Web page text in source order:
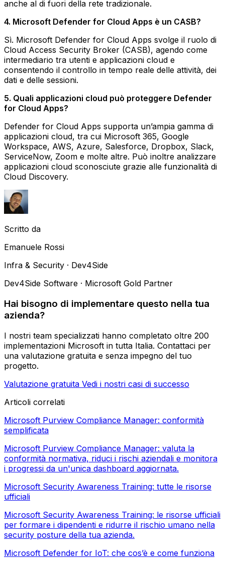
anche al di fuori della rete tradizionale.
4. Microsoft Defender for Cloud Apps è un CASB?
Sì. Microsoft Defender for Cloud Apps svolge il ruolo di
Cloud Access Security Broker (CASB), agendo come
intermediario tra utenti e applicazioni cloud e
consentendo il controllo in tempo reale delle attività, dei
dati e delle sessioni.
5. Quali applicazioni cloud può proteggere Defender
for Cloud Apps?
Defender for Cloud Apps supporta un’ampia gamma di
applicazioni cloud, tra cui Microsoft 365, Google
Workspace, AWS, Azure, Salesforce, Dropbox, Slack,
ServiceNow, Zoom e molte altre. Può inoltre analizzare
applicazioni cloud sconosciute grazie alle funzionalità di
Cloud Discovery.
Scritto da
Emanuele Rossi
Infra & Security · Dev4Side
Dev4Side Software · Microsoft Gold Partner
Hai bisogno di implementare questo nella tua
azienda?
I nostri team specializzati hanno completato oltre 200
implementazioni Microsoft in tutta Italia. Contattaci per
una valutazione gratuita e senza impegno del tuo
progetto.
Valutazione gratuita Vedi i nostri casi di successo
Articoli correlati
Microsoft Purview Compliance Manager: conformità
semplificata
Microsoft Purview Compliance Manager: valuta la
conformità normativa, riduci i rischi aziendali e monitora
i progressi da un'unica dashboard aggiornata.
Microsoft Security Awareness Training: tutte le risorse
ufficiali
Microsoft Security Awareness Training: le risorse ufficiali
per formare i dipendenti e ridurre il rischio umano nella
security posture della tua azienda.
Microsoft Defender for IoT: che cos’è e come funziona